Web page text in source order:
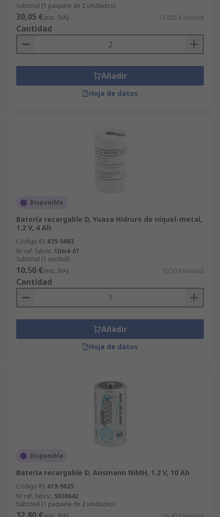
Subtotal (1 paquete de 2 unidades)
30,05 €(exc. IVA) 15,025 €/unidad
Cantidad
Añadir
Hoja de datos
Disponible
Batería recargable D, Yuasa Hidruro de níquel-metal,
1.2 V, 4 Ah
Código RS 675-5683
Nº ref. fabric. 1DH4-0T
Subtotal (1 unidad)
10,50 €(exc. IVA) 10,50 €/unidad
Cantidad
Añadir
Hoja de datos
Disponible
Batería recargable D, Ansmann NiMH, 1.2 V, 10 Ah
Código RS 619-9825
Nº ref. fabric. 5030642
Subtotal (1 paquete de 2 unidades)